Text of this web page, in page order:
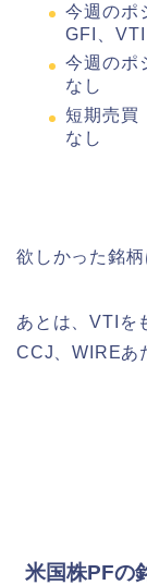
今週のポ
GFI、
今週のポ
なし
短期売買
なし
欲しかった銘
あとは、VTIを
CCJ、WIREあ
米国株PFの